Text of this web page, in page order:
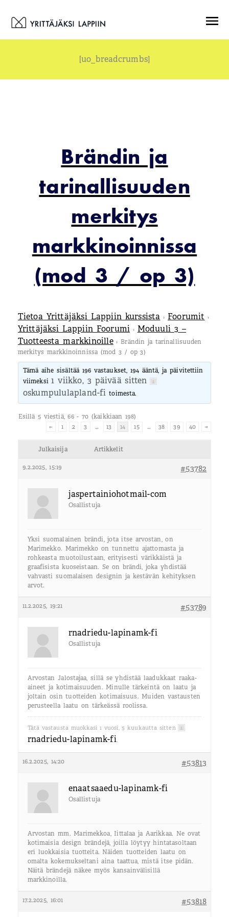
sisältöön
[uo_breadcrumbs]
Brändin ja
tarinallisuuden
merkitys
markkinoinnissa
(mod 3 / op 3)
Tietoa Yrittäjäksi Lappiin kurssista › Foorumit ›
Yrittäjäksi Lappiin Foorumi › Moduuli 3 –
Tuotteesta markkinoille › Brändin ja tarinallisuuden
merkitys markkinoinnissa (mod 3 / op 3)
Tämä aihe sisältää 196 vastaukset, 194 ääntä, ja päivitettiin
viimeksi1 viikko, 3 päivää sitten
oskumpululapland-fi toimesta.
Esillä 5 viestiä, 66 - 70 (kaikkiaan 198)
←
1 2 3 … 13 14 15 … 38 39 40 →
Julkaisija Artikkelit
9.2.2025, 15:19 #53782
jaspertainiohotmail-com
Osallistuja
Yksi suomalainen brändi, jota itse arvostan, on
Marimekko. Marimekko on tunnettu ajattomasta ja
rohkeasta muotoilustaan, erityisesti värikkäistä ja
graafisista kuoseistaan. Se on brändi, joka yhdistää
vahvasti suomalaisen designin ja kestävän kehityksen
arvot.
11.2.2025, 19:21 #53789
rnadriedu-lapinamk-fi
Osallistuja
Arvostan Jalostajaa, sillä se yhdistää laadukkaat raaka-
aineet ja kotimaisuuden. Minulle tärkeintä on laatu ja
joltain osin tuotteiden kotimaisuus. Muiden vastausten
perusteella laatu on tärkeässä roolissa.
Tätä vastausta muokkasi 1 vuosi, 5 kuukautta sitten
rnadriedu-lapinamk-fi.
16.2.2025, 14:20 #53813
enaatsaaedu-lapinamk-fi
Osallistuja
Arvostan mm. Marimekkoa, Iittalaa ja Aarikkaa. Ne ovat
kotimaisia design brändejä, joilla löytyy hintatasoltaan
eri luokkaisia tuotteita. Näiden tuotteiden laatu on
omalta kokemukseltani aina taattua, mistä itse pidän.
Näitä brändejä näkee myös kansainvälisillä
markkinoilla.
17.2.2025, 16:01 #53818